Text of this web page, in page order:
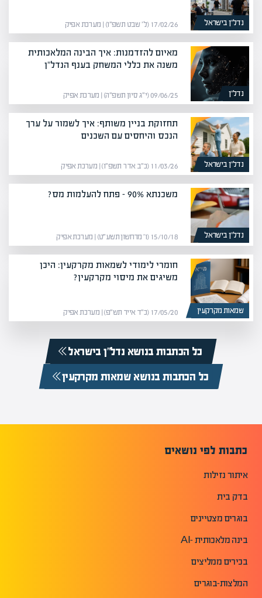
נדל”ן בישראל 17/02/26 (ל׳ שבט תשפ״ו) | מערכת אפיק
נדל”ן
מאיום להזדמנות: איך הבינה המלאכותית
משנה את כללי המשחק בענף הנדל"ן
09/06/25 (י״ג סיון תשפ״ה) | מערכת אפיק
נדל”ן בישראל
תחזוקת בניין משותף: איך לשמור על ערך
הנכס והיחסים עם השכנים
11/03/26 (כ״ב אדר תשפ״ו) | מערכת אפיק
נדל”ן בישראל
משכנתא 90% – פתח להעלמות מס?
15/10/18 (ו׳ מרחשון תשע״ט) | מערכת אפיק
שמאות מקרקעין
חומרי לימודי לשמאות מקרקעין: היכן
משיגים את מיסוי מקרקעין?
17/05/20 (כ״ד אייר תש״פ) | מערכת אפיק
כל הכתבות בנושא נדל”ן בישראל
כל הכתבות בנושא שמאות מקרקעין
כתבות לפי נושאים
איתור נזילות
בדק בית
בוגרים מצטיינים
בינה מלאכותית -AI
בכירים ממליצים
המלצות-בוגרים